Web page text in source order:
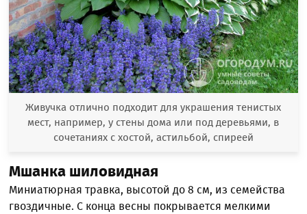
Живучка отлично подходит для украшения тенистых
мест, например, у стены дома или под деревьями, в
сочетаниях с хостой, астильбой, спиреей
Мшанка шиловидная
Миниатюрная травка, высотой до 8 см, из семейства
гвоздичные. С конца весны покрывается мелкими